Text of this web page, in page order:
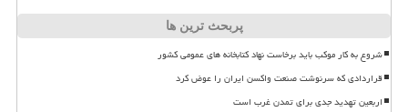
پربحث ترین ها
شروع به کار موکب باید برخاست نهاد کتابخانه های عمومی کشور
قراردادی که سرنوشت صنعت واکسن ایران را عوض کرد
اربعین تهدید جدی برای تمدن غرب است